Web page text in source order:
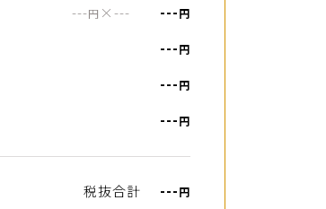
---円 ×--- ---円
---円
---円
---円
税抜合計 ---円